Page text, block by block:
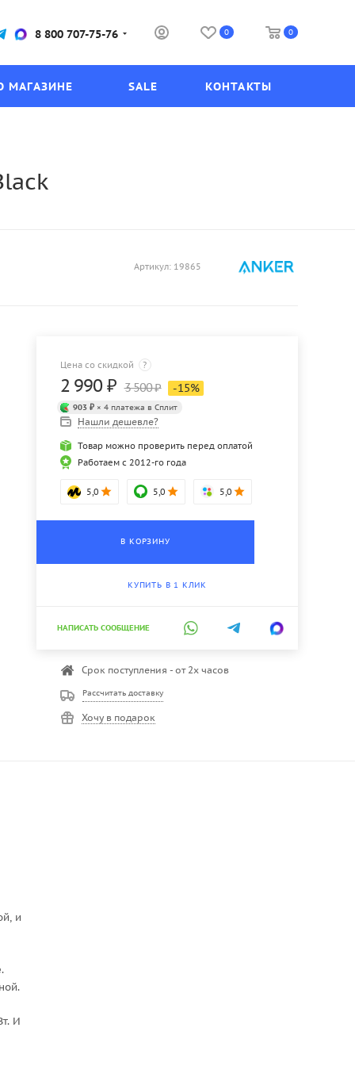
8 800 707-75-76 0 0
МАГАЗИНЕ SALE КОНТАКТЫ
Артикул: 19865
Цена со скидкой ?
2 990 ₽ 3 500₽ -15%
903 ₽ × 4 платежа в Сплит
Нашли дешевле?
Товар можно проверить перед оплатой
Работаем с 2012-го года
5,0 5,0 5,0
В КОРЗИНУ
КУПИТЬ В 1 КЛИК
НАПИСАТЬ СООБЩЕНИЕ
Срок поступления - от 2х часов
Рассчитать доставку
Хочу в подарок
и
И